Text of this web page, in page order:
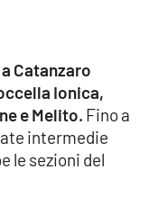
a Catanzaro
Ionica,
e Melito. Fino a
intermedie
le sezioni del